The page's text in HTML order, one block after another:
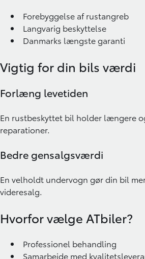
Forebyggelse af rustangreb
Langvarig beskyttelse
Danmarks længste garanti
Vigtig for din bils værdi
Forlæng levetiden
En rustbeskyttet bil holder længere
reparationer.
Bedre gensalgsværdi
En velholdt undervogn gør din bil
videresalg.
Hvorfor vælge ATbiler?
Professionel behandling
Samarbejde med